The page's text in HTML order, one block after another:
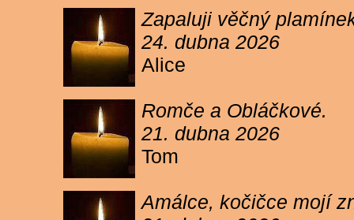
Zapaluji věčný
24. dubna 2026
Alice
Romče a Obláčkové.
21. dubna 2026
Tom
Amálce, kočičce mojí